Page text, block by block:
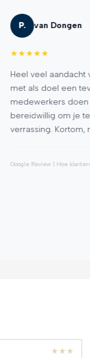
P. van Dongen
★★★★
Heel veel aandacht
met als doel een
medewerkers doen
bereidwillig om je te
verrassing. Kortom,
Google Review | Hoe klanten
★ ★ ★